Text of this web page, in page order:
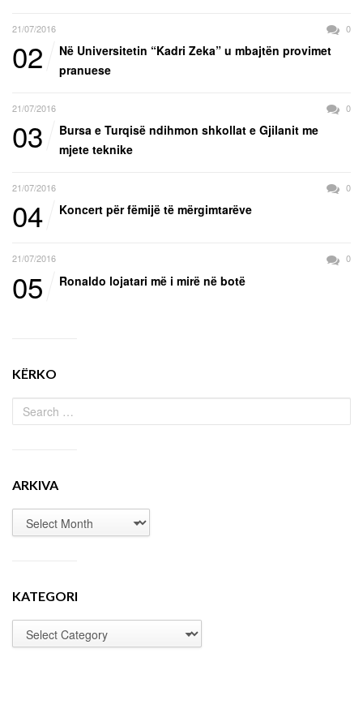
21/07/2016 0
02
Në Universitetin “Kadri Zeka” u mbajtën provimet
pranuese
21/07/2016 0
03
Bursa e Turqisë ndihmon shkollat e Gjilanit me
mjete teknike
21/07/2016 0
04 Koncert për fëmijë të mërgimtarëve
21/07/2016 0
05 Ronaldo lojatari më i mirë në botë
KËRKO
ARKIVA
KATEGORI